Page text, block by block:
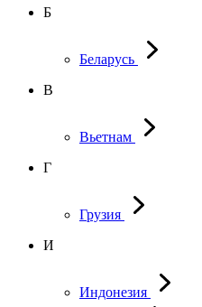
Б
Беларусь
В
Вьетнам
Г
Грузия
И
Индонезия